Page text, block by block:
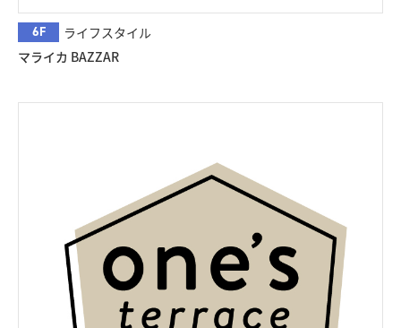
6F
ライフスタイル
マライカ BAZZAR